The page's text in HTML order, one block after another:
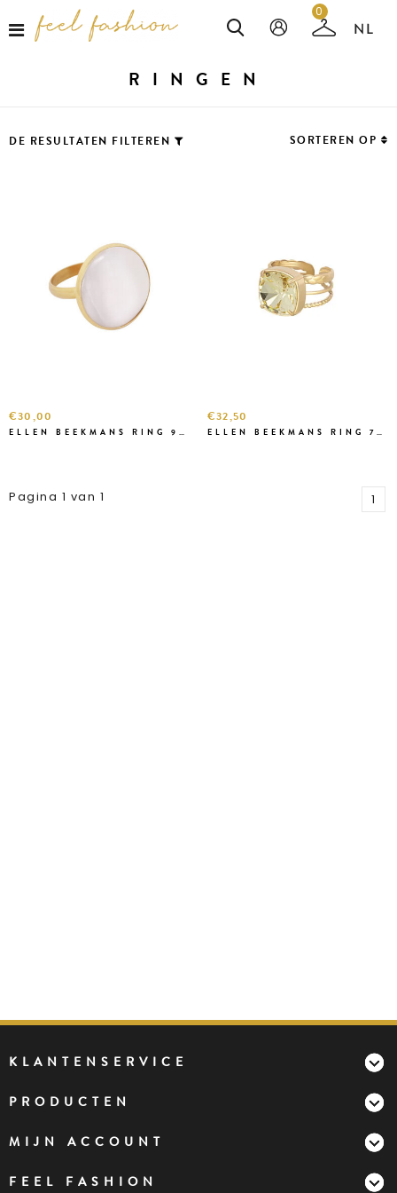
0
RINGEN
DE RESULTATEN FILTEREN SORTEREN OP
€30,00
ELLEN BEEKMANS RING 966
€32,50
ELLEN BEEKMANS RING 78642
Pagina 1 van 1 1
KLANTENSERVICE
PRODUCTEN
MIJN ACCOUNT
FEEL FASHION